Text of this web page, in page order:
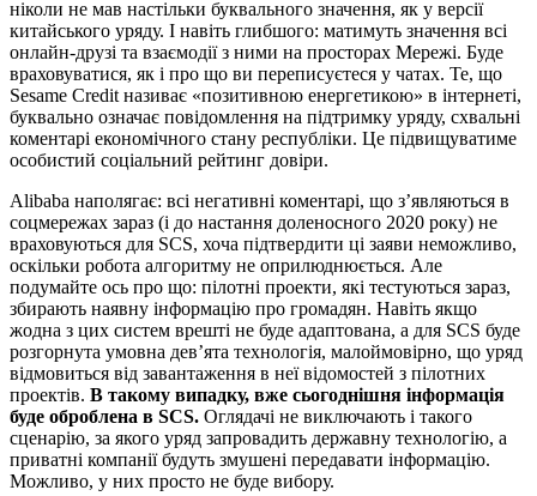
ніколи не мав настільки буквального значення, як у версії
китайського уряду. І навіть глибшого: матимуть значення всі
онлайн-друзі та взаємодії з ними на просторах Мережі. Буде
враховуватися, як і про що ви переписуєтеся у чатах. Те, що
Sesame Credit називає «позитивною енергетикою» в інтернеті,
буквально означає повідомлення на підтримку уряду, схвальні
коментарі економічного стану республіки. Це підвищуватиме
особистий соціальний рейтинг довіри.
Alibaba наполягає: всі негативні коментарі, що з’являються в
соцмережах зараз (і до настання доленосного 2020 року) не
враховуються для SCS, хоча підтвердити ці заяви неможливо,
оскільки робота алгоритму не оприлюднюється. Але
подумайте ось про що: пілотні проекти, які тестуються зараз,
збирають наявну інформацію про громадян. Навіть якщо
жодна з цих систем врешті не буде адаптована, а для SCS буде
розгорнута умовна дев’ята технологія, малоймовірно, що уряд
відмовиться від завантаження в неї відомостей з пілотних
проектів. В такому випадку, вже сьогоднішня інформація
буде оброблена в SCS. Оглядачі не виключають і такого
сценарію, за якого уряд запровадить державну технологію, а
приватні компанії будуть змушені передавати інформацію.
Можливо, у них просто не буде вибору.